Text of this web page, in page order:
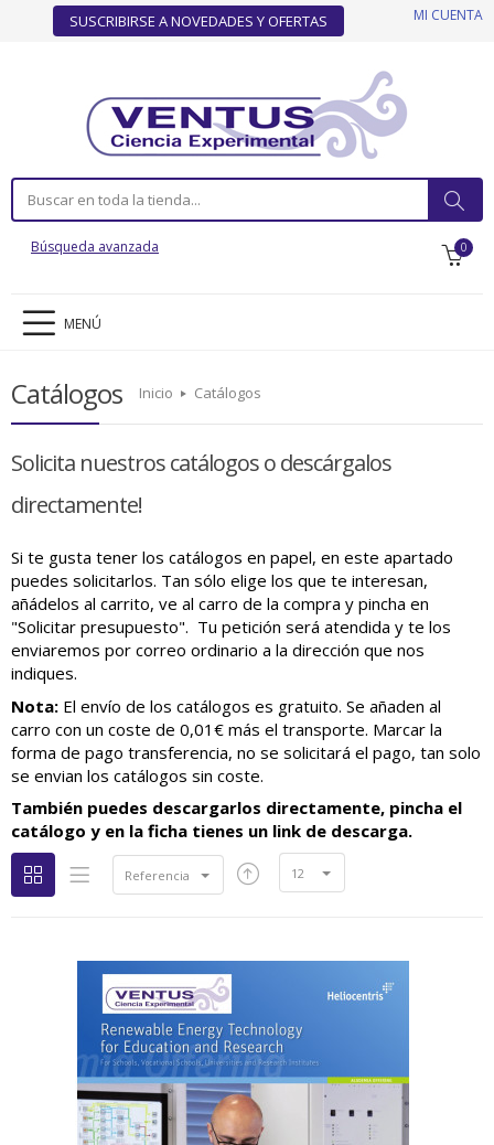
SUSCRIBIRSE A NOVEDADES Y OFERTAS MI CUENTA
Búsqueda avanzada 0
MENÚ
Catálogos Inicio Catálogos
Solicita nuestros catálogos o descárgalos
directamente!
Si te gusta tener los catálogos en papel, en este apartado
puedes solicitarlos. Tan sólo elige los que te interesan,
añádelos al carrito, ve al carro de la compra y pincha en
"Solicitar presupuesto". Tu petición será atendida y te los
enviaremos por correo ordinario a la dirección que nos
indiques.
Nota: El envío de los catálogos es gratuito. Se añaden al
carro con un coste de 0,01€ más el transporte. Marcar la
forma de pago transferencia, no se solicitará el pago, tan solo
se envian los catálogos sin coste.
También puedes descargarlos directamente, pincha el
catálogo y en la ficha tienes un link de descarga.
12
Referencia